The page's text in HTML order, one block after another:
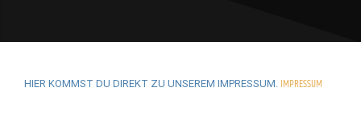
HIER KOMMST DU DIREKT ZU UNSEREM IMPRESSUM. IMPRESSUM